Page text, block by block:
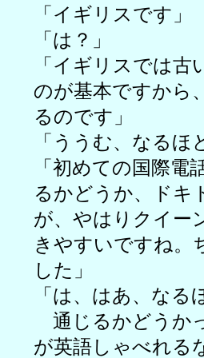
「イギリスです」
「は？」
「イギリスでは
のが基本ですから
るのです」
「ううむ、なるほ
「初めての国際
るかどうか、ドキ
が、やはりクイー
きやすいですね。
した」
「は、はあ、なる
通じるかどうか
が英語しゃべれる